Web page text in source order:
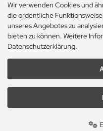
Wir verwenden Cookies und
die ordentliche
unseres Angebotes zu
bieten zu können. Weitere
Datenschutzerklärung.